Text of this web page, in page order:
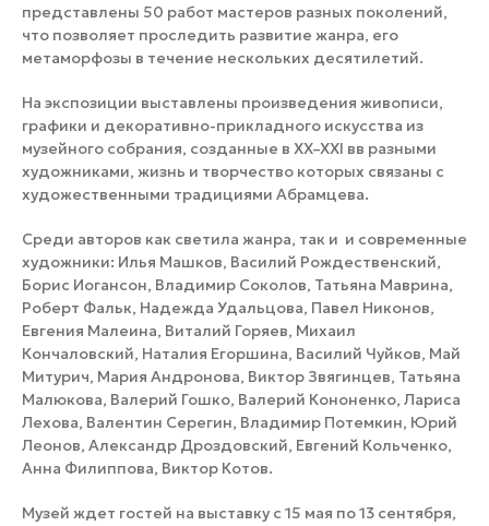
представлены 50 работ мастеров разных поколений,
что позволяет проследить развитие жанра, его
метаморфозы в течение нескольких десятилетий.
На экспозиции выставлены произведения живописи,
графики и декоративно-прикладного искусства из
музейного собрания, созданные в XX–XXI вв разными
художниками, жизнь и творчество которых связаны с
художественными традициями Абрамцева.
Среди авторов как светила жанра, так и и современные
художники: Илья Машков, Василий Рождественский,
Борис Иогансон, Владимир Соколов, Татьяна Маврина,
Роберт Фальк, Надежда Удальцова, Павел Никонов,
Евгения Малеина, Виталий Горяев, Михаил
Кончаловский, Наталия Егоршина, Василий Чуйков, Май
Митурич, Мария Андронова, Виктор Звягинцев, Татьяна
Малюкова, Валерий Гошко, Валерий Кононенко, Лариса
Лехова, Валентин Серегин, Владимир Потемкин, Юрий
Леонов, Александр Дроздовский, Евгений Кольченко,
Анна Филиппова, Виктор Котов.
Музей ждет гостей на выставку с 15 мая по 13 сентября,